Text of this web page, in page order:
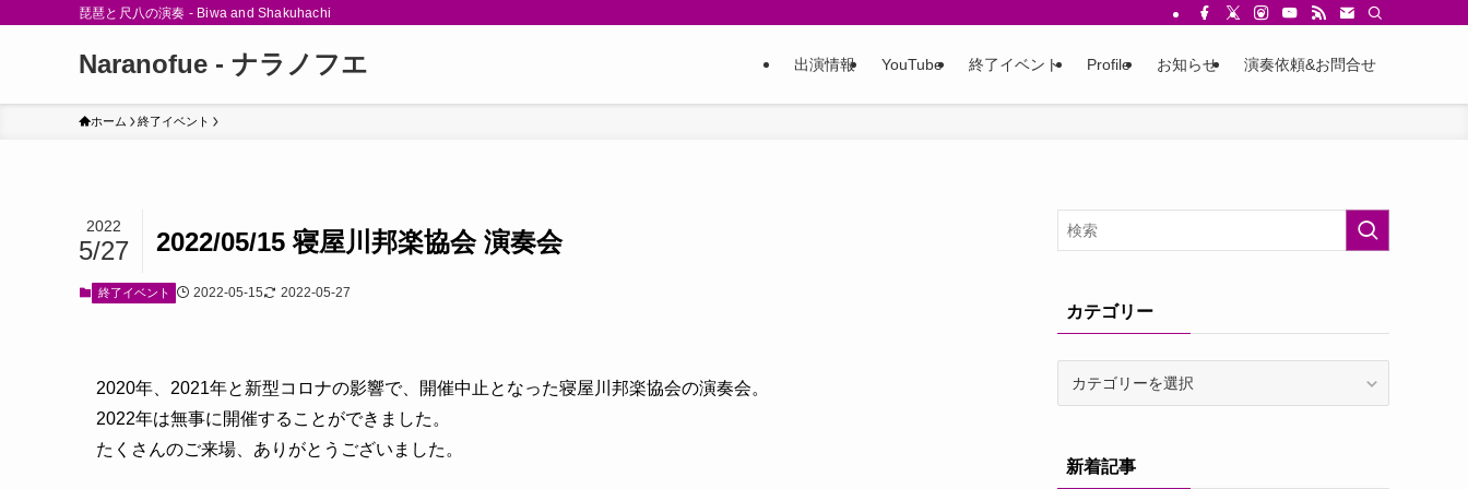
琵琶と尺八の演奏 - Biwa and Shakuhachi
Naranofue - ナラノフエ 出演情報 YouTube 終了イベント Profile お知らせ 演奏依頼&お問合せ
ホーム 終了イベント
2022/05/15 寝屋川邦楽協会 演奏会
2022
5/27
終了イベント 2022-05-15 2022-05-27
2020年、2021年と新型コロナの影響で、開催中止となった寝屋川邦楽協会の演奏会。
2022年は無事に開催することができました。
たくさんのご来場、ありがとうございました。
カテゴリー
ー新着記事